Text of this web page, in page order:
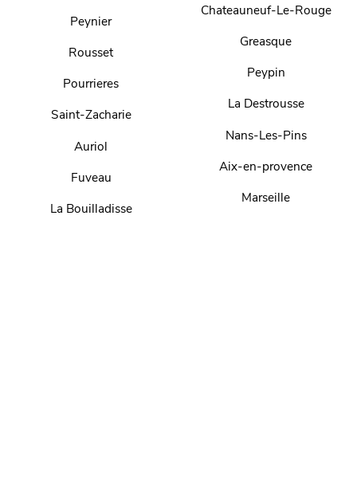
Peynier
Rousset
Pourrieres
Saint-Zacharie
Auriol
Fuveau
La Bouilladisse
Chateauneuf-Le-Rouge
Greasque
Peypin
La Destrousse
Nans-Les-Pins
Aix-en-provence
Marseille